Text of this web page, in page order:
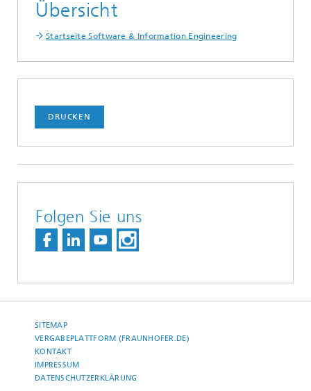
Übersicht
Startseite Software & Information Engineering
DRUCKEN
Folgen Sie uns
SITEMAP
VERGABEPLATTFORM (FRAUNHOFER.DE)
KONTAKT
IMPRESSUM
DATENSCHUTZERKLÄRUNG